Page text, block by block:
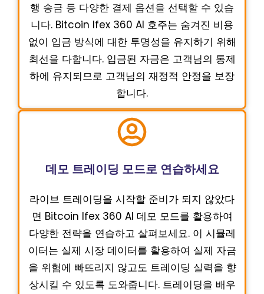
행 송금 등 다양한 결제 옵션을 선택할 수 있습
니다. Bitcoin Ifex 360 AI 호주는 숨겨진 비용
없이 입금 방식에 대한 투명성을 유지하기 위해
최선을 다합니다. 입금된 자금은 고객님의 통제
하에 유지되므로 고객님의 재정적 안정을 보장
합니다.
데모 트레이딩 모드로 연습하세요
라이브 트레이딩을 시작할 준비가 되지 않았다
면 Bitcoin Ifex 360 AI 데모 모드를 활용하여
다양한 전략을 연습하고 살펴보세요. 이 시뮬레
이터는 실제 시장 데이터를 활용하여 실제 자금
을 위험에 빠뜨리지 않고도 트레이딩 실력을 향
상시킬 수 있도록 도와줍니다. 트레이딩을 배우